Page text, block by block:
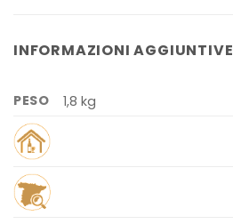
INFORMAZIONI AGGIUNTIVE
PESO 1,8 kg